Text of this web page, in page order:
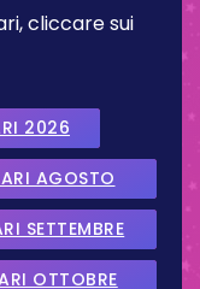
cliccare sui
2026
AGOSTO
SETTEMBRE
OTTOBRE